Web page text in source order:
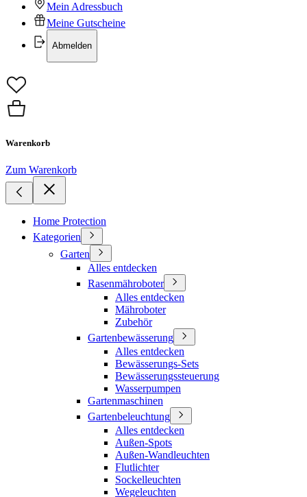
Mein Adressbuch
Meine Gutscheine
Abmelden
Warenkorb
Zum Warenkorb
Home Protection
Kategorien
Garten
Alles entdecken
Rasenmähroboter
Alles entdecken
Mähroboter
Zubehör
Gartenbewässerung
Alles entdecken
Bewässerungs-Sets
Bewässerungssteuerung
Wasserpumpen
Gartenmaschinen
Gartenbeleuchtung
Alles entdecken
Außen-Spots
Außen-Wandleuchten
Flutlichter
Sockelleuchten
Wegeleuchten